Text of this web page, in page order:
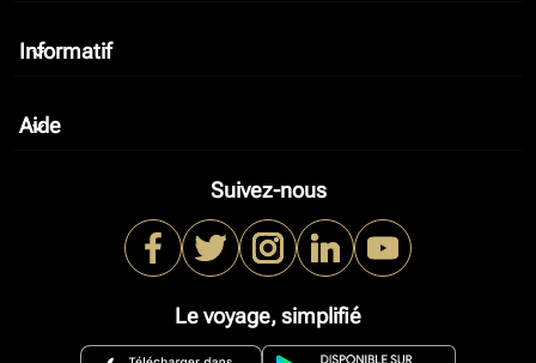
Informatif
keyboard_arrow_down
Aide
keyboard_arrow_down
Suivez-nous
Le voyage, simplifié